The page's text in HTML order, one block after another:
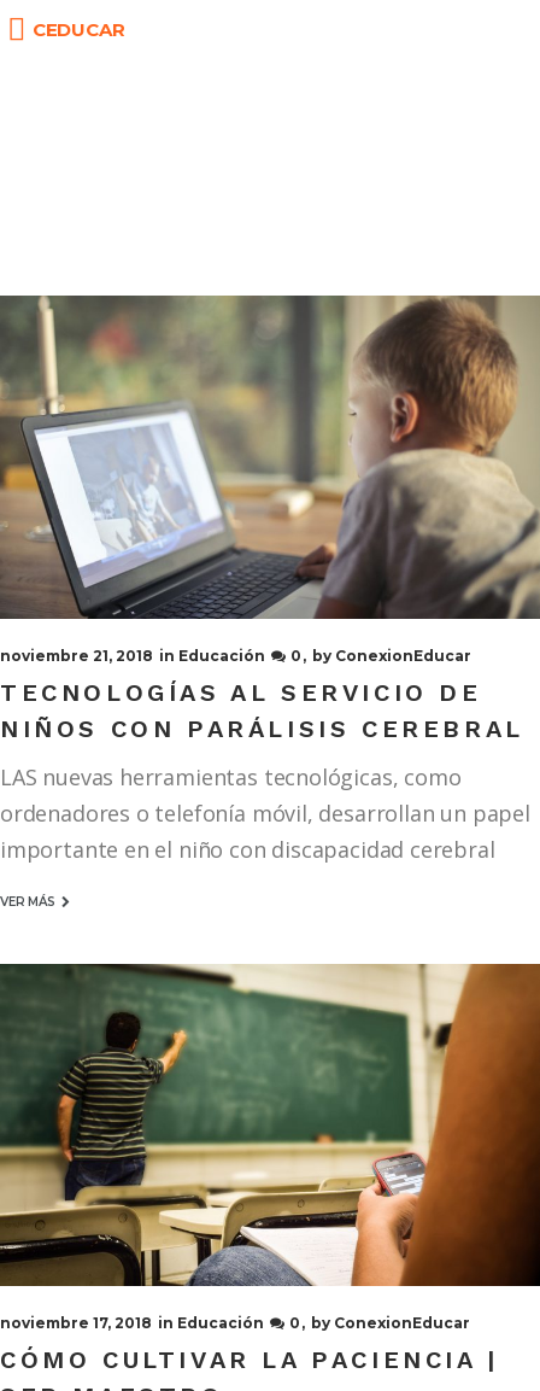
CEDUCAR
noviembre 21, 2018 in Educación 0 by ConexionEducar
TECNOLOGÍAS AL SERVICIO DE
NIÑOS CON PARÁLISIS CEREBRAL
LAS nuevas herramientas tecnológicas, como
ordenadores o telefonía móvil, desarrollan un papel
importante en el niño con discapacidad cerebral
VER MÁS
noviembre 17, 2018 in Educación 0 by ConexionEducar
CÓMO CULTIVAR LA PACIENCIA |